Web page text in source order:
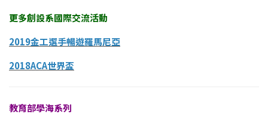
更多創設系國際交流活動
2019金工選手暢遊羅馬尼亞
2018ACA世界盃
教育部學海系列